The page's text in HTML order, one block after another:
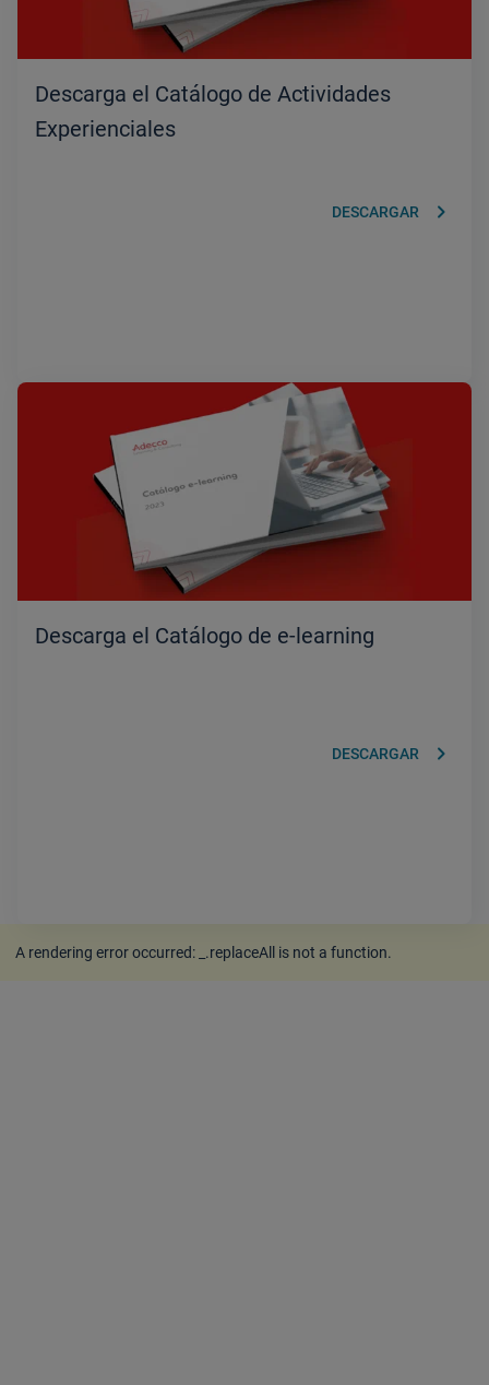
Descarga el Catálogo de Actividades
Experienciales
DESCARGAR keyboard_arrow_right
Descarga el Catálogo de e-learning
DESCARGAR keyboard_arrow_right
A rendering error occurred: _.replaceAll is not a function.